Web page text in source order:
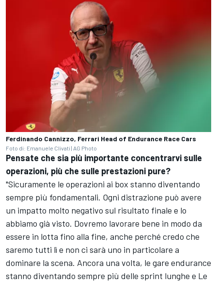
Ferdinando Cannizzo, Ferrari Head of Endurance Race Cars
Foto di: Emanuele Clivati | AG Photo
Pensate che sia più importante concentrarvi sulle
operazioni, più che sulle prestazioni pure?
"Sicuramente le operazioni ai box stanno diventando
sempre più fondamentali. Ogni distrazione può avere
un impatto molto negativo sul risultato finale e lo
abbiamo già visto. Dovremo lavorare bene in modo da
essere in lotta fino alla fine, anche perché credo che
saremo tutti lì e non ci sarà uno in particolare a
dominare la scena. Ancora una volta, le gare endurance
stanno diventando sempre più delle sprint lunghe e Le